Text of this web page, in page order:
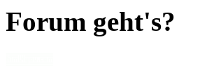
Forum geht's?